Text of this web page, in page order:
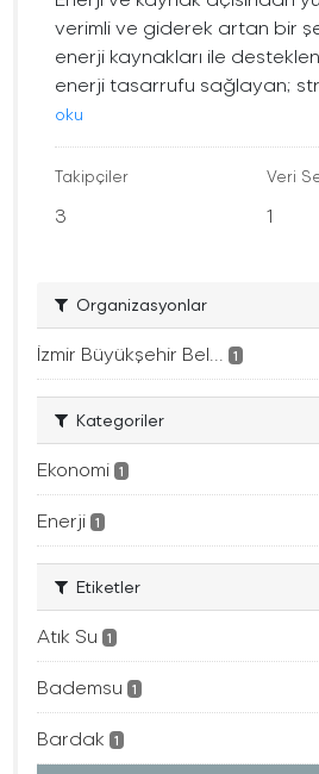
verimli ve giderek artan bir
enerji kaynakları ile
enerji tasarrufu sağlayan;
oku
Takipçiler
3
Veri
1
Organizasyonlar
İzmir Büyükşehir Bel... 1
Kategoriler
Ekonomi 1
Enerji 1
Etiketler
Atık Su 1
Bademsu 1
Bardak 1